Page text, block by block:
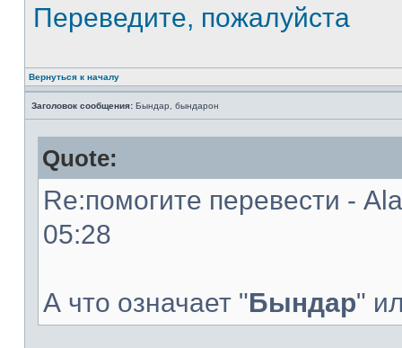
Переведите, пожалуйста
Вернуться к началу
Заголовок сообщения: Бындар, бындарон
Quote:
Re:помогите перевести -
05:28
А что означает "Бындар"